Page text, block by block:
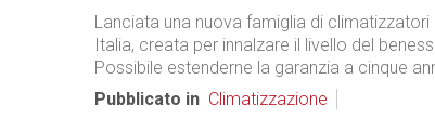
Lanciata una nuova famiglia di climatizzatori
Italia, creata per innalzare il livello del
Possibile estenderne la garanzia a cinque
Pubblicato in Climatizzazione